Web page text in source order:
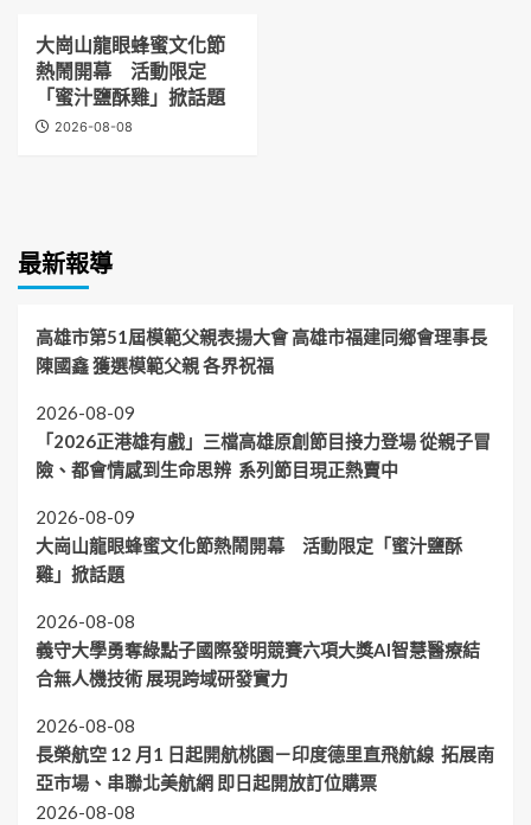
大崗山龍眼蜂蜜文化節
熱鬧開幕 活動限定
「蜜汁鹽酥雞」掀話題
2026-08-08
最新報導
高雄市第51屆模範父親表揚大會 高雄市福建同鄉會理事長
陳國鑫 獲選模範父親 各界祝福
2026-08-09
「2026正港雄有戲」三檔高雄原創節目接力登場 從親子冒
險、都會情感到生命思辨 系列節目現正熱賣中
2026-08-09
大崗山龍眼蜂蜜文化節熱鬧開幕 活動限定「蜜汁鹽酥
雞」掀話題
2026-08-08
義守大學勇奪綠點子國際發明競賽六項大獎AI智慧醫療結
合無人機技術 展現跨域研發實力
2026-08-08
長榮航空 12 月1 日起開航桃園－印度德里直飛航線 拓展南
亞市場、串聯北美航網 即日起開放訂位購票
2026-08-08